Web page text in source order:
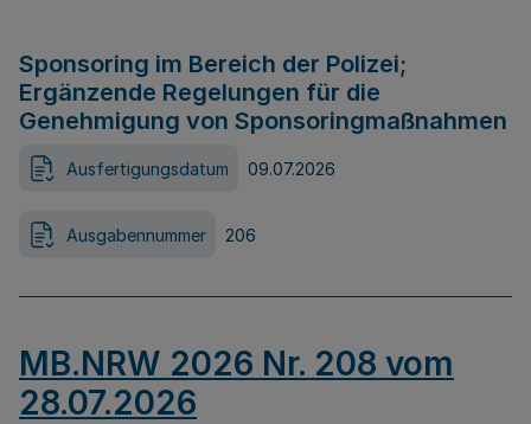
Sponsoring im Bereich der Polizei;
Ergänzende Regelungen für die
Genehmigung von Sponsoringmaßnahmen
Ausfertigungsdatum 09.07.2026
Ausgabennummer 206
MB.NRW 2026 Nr. 208 vom
28.07.2026